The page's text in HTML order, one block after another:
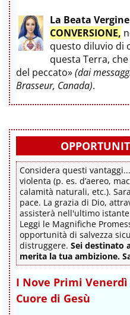
La Beata
CONVERSIONE,
questo diluvio di
questa Terra,
del peccato»(dai
Brasseur, Canada).
Considera questi
violenta (p. es. d’aereo,
calamità naturali, etc.).
pace. La grazia di Dio,
assisterà nell'ultimo
Leggi le Magnifiche
opportunità di salvezza
distruggere. Sei destinato
merita la tua ambizione.
I Nove Primi
Cuore di Gesù